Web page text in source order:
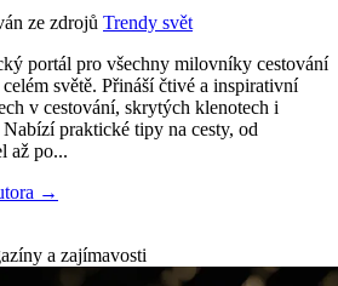
ze zdrojů Trendy svět
portál pro všechny milovníky cestování
světě. Přináší čtivé a inspirativní
v cestování, skrytých klenotech i
praktické tipy na cesty, od
až po...
→
a zajímavosti